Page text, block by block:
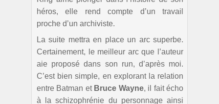
héros, elle rend compte d’un travail
proche d’un archiviste.
La suite mettra en place un arc superbe.
Certainement, le meilleur arc que l’auteur
aie proposé dans son run, d’après moi.
C’est bien simple, en explorant la relation
entre Batman et Bruce Wayne, il fait écho
à la schizophrénie du personnage ainsi